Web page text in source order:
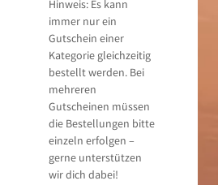
Hinweis: Es kann
immer nur ein
Gutschein einer
Kategorie gleichzeitig
bestellt werden. Bei
mehreren
Gutscheinen müssen
die Bestellungen bitte
einzeln erfolgen –
gerne unterstützen
wir dich dabei!